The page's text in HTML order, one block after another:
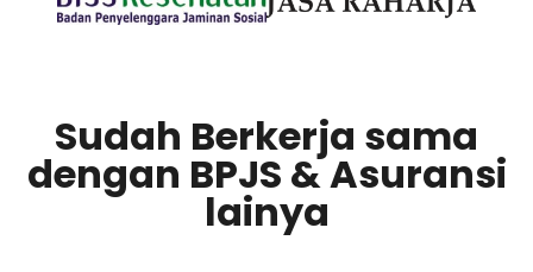
Sudah Berkerja sama
dengan BPJS & Asuransi
lainya